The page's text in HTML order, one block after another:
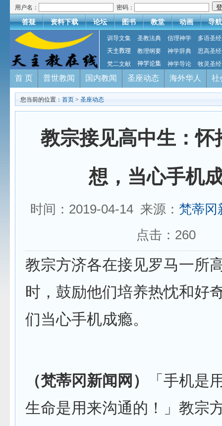
用户名： 密码：
答疑 资料下载 论坛 图书 教堂 动画 导航
训导文集 圣教法典 信理神学
多语圣经
天主教理
教理纲要 神学辞典
思高圣经
梵二文献
神学论集 神学导论 牧灵圣经
首 页 普世教闻 国内教闻 圣座动态 海外华人 社
您当前的位置： 首页 > 圣座动态
教宗接见高中生：怀
想，当心手机
时间：2019-04-14 来源： 梵蒂冈
点击： 260
教宗方济各在接见罗马一所
时，鼓励他们培养热忱和好
们当心手机成瘾。
（梵蒂冈新闻网）
「手机是
生命是用来沟通的！」教宗